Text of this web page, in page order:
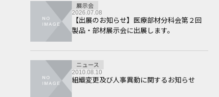
展示会
2026.07.08
【出展のお知らせ】医療部材分科会第２回
製品・部材展示会に出展します。
ニュース
2010.08.10
組織変更及び人事異動に関するお知らせ